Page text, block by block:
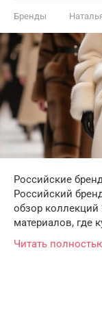
Бренды
Российские
Российский
обзор коллекций
материалов, где
Читать